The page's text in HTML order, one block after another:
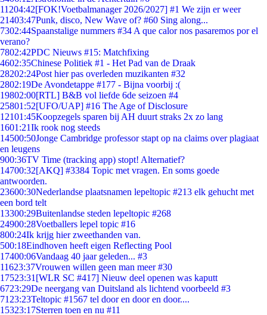
11204:42[FOK!Voetbalmanager 2026/2027] #1 We zijn er weer
21403:47Punk, disco, New Wave of? #60 Sing along...
7302:44Spaanstalige nummers #34 A que calor nos pasaremos por el
verano?
7802:42PDC Nieuws #15: Matchfixing
4602:35Chinese Politiek #1 - Het Pad van de Draak
28202:24Post hier pas overleden muzikanten #32
2802:19De Avondetappe #177 - Bijna voorbij :(
19802:00[RTL] B&B vol liefde 6de seizoen #4
25801:52[UFO/UAP] #16 The Age of Disclosure
12101:45Koopzegels sparen bij AH duurt straks 2x zo lang
1601:21Ik rook nog steeds
14500:50Jonge Cambridge professor stapt op na claims over plagiaat
en leugens
900:36TV Time (tracking app) stopt! Alternatief?
14700:32[AKQ] #3384 Topic met vragen. En soms goede
antwoorden.
23600:30Nederlandse plaatsnamen lepeltopic #213 elk gehucht met
een bord telt
13300:29Buitenlandse steden lepeltopic #268
24900:28Voetballers lepel topic #16
800:24Ik krijg hier zweethanden van.
500:18Eindhoven heeft eigen Reflecting Pool
17400:06Vandaag 40 jaar geleden... #3
11623:37Vrouwen willen geen man meer #30
17523:31 [WLR SC #417] Nieuw deel openen was kaputt
6723:29De neergang van Duitsland als lichtend voorbeeld #3
71 23:23Teltopic #1567 tel door en door en door....
15323:17Sterren toen en nu #11